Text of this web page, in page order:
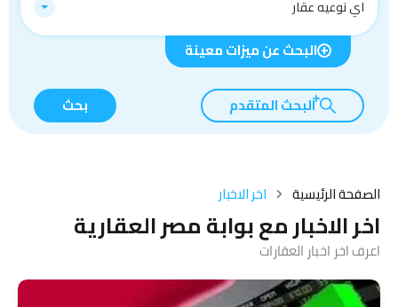
اي نوعيه عقار
البحث عن ميزات معينة
البحث المتقدم بحث
الصفحة الرئيسية اخر الاخبار
اخر الاخبار مع بوابة مصر العقارية
اعرف اخر اخبار العقارات